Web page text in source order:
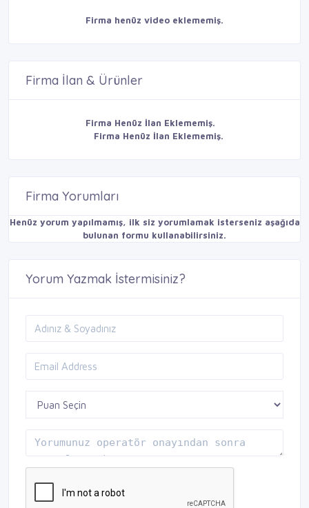
Firma henüz video eklememiş.
Firma İlan & Ürünler
Firma Henüz İlan Eklememiş.
Firma Henüz İlan Eklememiş.
Firma Yorumları
Henüz yorum yapılmamış, ilk siz yorumlamak isterseniz aşağıda
bulunan formu kullanabilirsiniz.
Yorum Yazmak İstermisiniz?